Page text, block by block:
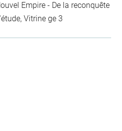
Empire - De la reconquête
Vitrine ge 3